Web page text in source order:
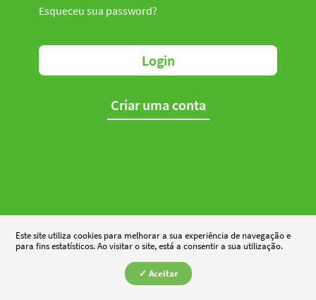
Esqueceu sua password?
Login
Criar uma conta
Este site utiliza cookies para melhorar a sua experiência de navegação e
para fins estatísticos. Ao visitar o site, está a consentir a sua utilização.
✓ Aceitar